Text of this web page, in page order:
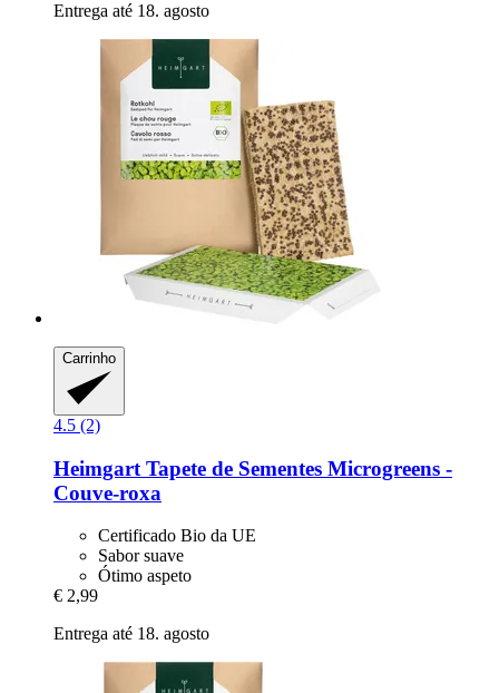
Entrega até 18. agosto
Carrinho
4.5 (2)
Heimgart Tapete de Sementes Microgreens -​
Couve-​roxa
Certificado Bio da UE
Sabor suave
Ótimo aspeto
€ 2,99
Entrega até 18. agosto